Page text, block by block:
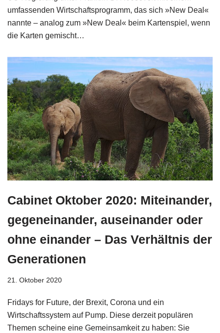
umfassenden Wirtschaftsprogramm, das sich »New Deal«
nannte – analog zum »New Deal« beim Kartenspiel, wenn
die Karten gemischt…
Cabinet Oktober 2020: Miteinander,
gegeneinander, auseinander oder
ohne einander – Das Verhältnis der
Generationen
21. Oktober 2020
Fridays for Future, der Brexit, Corona und ein
Wirtschaftssystem auf Pump. Diese derzeit populären
Themen scheine eine Gemeinsamkeit zu haben: Sie